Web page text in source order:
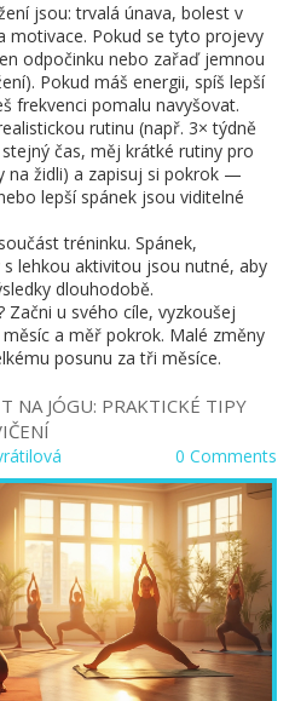
jsou: trvalá únava, bolest v
motivace. Pokud se tyto projevy
odpočinku nebo zařaď jemnou
Pokud máš energii, spíš lepší
frekvenci pomalu navyšovat.
rutinu (např. 3× týdně
čas, měj krátké rutiny pro
na židli) a zapisuj si pokrok —
lepší spánek jsou viditelné
tréninku. Spánek,
lehkou aktivitou jsou nutné, aby
dlouhodobě.
Začni u svého cíle, vyzkoušej
a měř pokrok. Malé změny
posunu za tři měsíce.
NA JÓGU: PRAKTICKÉ TIPY
0 Comments